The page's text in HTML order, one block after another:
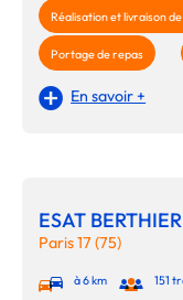
Réalisation et livraison
Portage de repas
En savoir +
ESAT BERTHIER
Paris 17 (75)
à 6 km 151